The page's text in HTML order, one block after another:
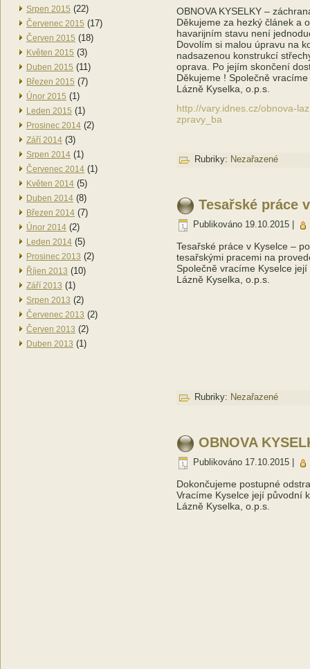
Srpen 2015 (22)
Červenec 2015 (17)
Červen 2015 (18)
Květen 2015 (3)
Duben 2015 (11)
Březen 2015 (7)
Únor 2015 (1)
Leden 2015 (1)
Prosinec 2014 (2)
Září 2014 (3)
Srpen 2014 (1)
Červenec 2014 (1)
Květen 2014 (5)
Duben 2014 (8)
Březen 2014 (7)
Únor 2014 (2)
Leden 2014 (5)
Prosinec 2013 (2)
Říjen 2013 (10)
Září 2013 (1)
Srpen 2013 (2)
Červenec 2013 (2)
Červen 2013 (2)
Duben 2013 (1)
OBNOVA KYSELKY –
Děkujeme za hezký článek a
havarijním stavu není
Dovolím si malou úpravu na
nadsazenou konstrukcí
oprava. Po jejím skončení
Děkujeme ! Společně
Lázně Kyselka, o.p.s.
http://vary.idnes.cz/obnova-
zpravy_ba
Rubriky: Nezařazené
Tesařské práce
Publikováno 19.10.2015
Tesařské práce v Kyselce –
tesařskými pracemi na
Společně vracíme Kyselce
Lázně Kyselka, o.p.s.
Rubriky: Nezařazené
OBNOVA
Publikováno 17.10.2015
Dokončujeme postupné
Vracíme Kyselce její původní
Lázně Kyselka, o.p.s.